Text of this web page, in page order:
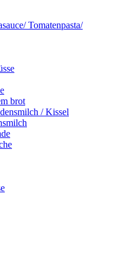
Tomatenpasta/
brot
/ Kissel